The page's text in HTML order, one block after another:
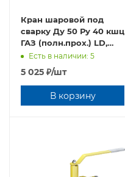
Кран шаровой под
сварку Ду 50 Ру 40 кшц
ГАЗ (полн.прох.) LD,
Россия
Есть в наличии: 5
5 025 ₽/шт
В корзину